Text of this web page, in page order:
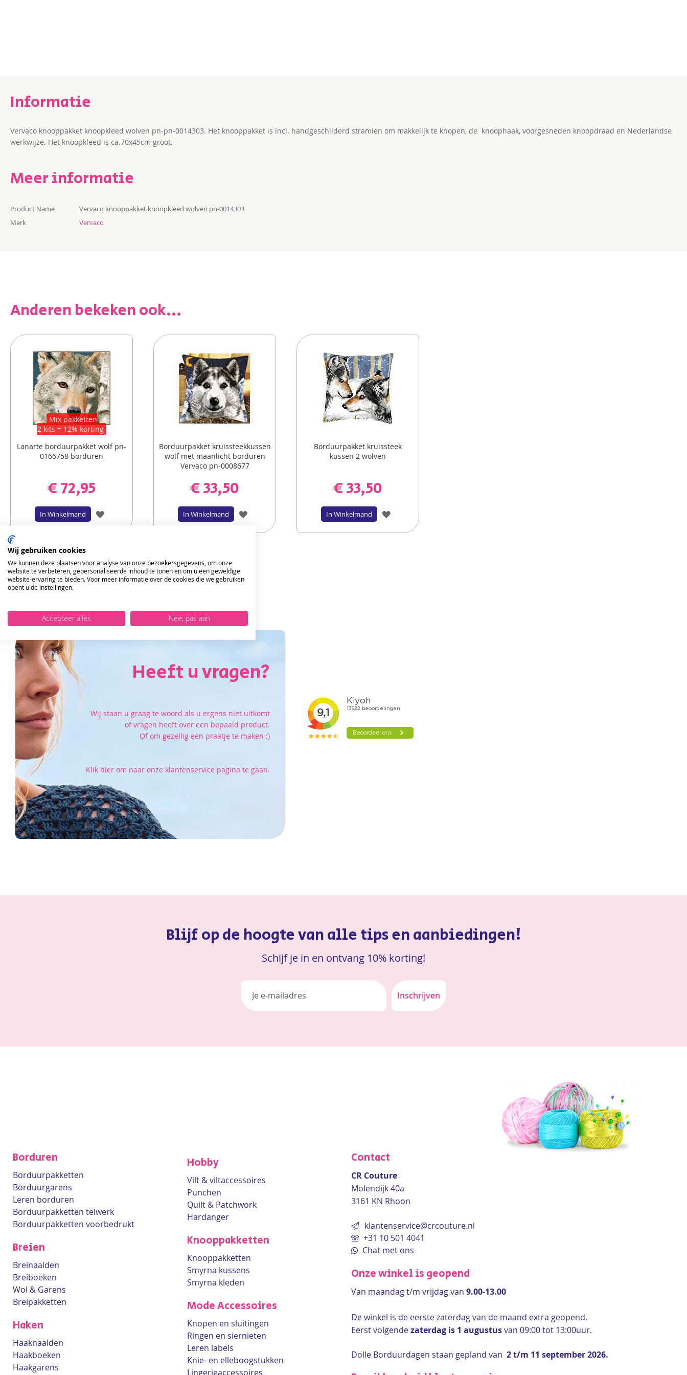
Vervaco knooppakket knoopkleed wolven pn-pn-0014303. Het knooppakket is incl. handgeschilderd stramien om makkelijk te knopen, de knoophaak, voorgesneden knoopdraad en Nederlandse
werkwijze. Het knoopkleed is ca.70x45cm groot.
Meer informatie
Meer
informatie
Product Name
Vervaco knooppakket knoopkleed wolven pn-0014303
Merk
Vervaco
Anderen bekeken ook...
Mix pakketten
2 kits = 12% korting
Lanarte borduurpakket wolf pn-
0166758 borduren
€ 72,95
In Winkelmand
VOEG
VERLANGLIJST
Borduurpakket kruissteekkussen
wolf met maanlicht borduren
Vervaco pn-0008677
€ 33,50
In Winkelmand
VOEG
TOE
Borduurpakket kruissteek
kussen 2 wolven
€ 33,50
In Winkelmand
VOEG
TOE
Heeft u vragen?
Wij staan u graag te woord als u ergens niet uitkomt
of vragen heeft over een bepaald product.
Of om gezellig een praatje te maken :)
Klik hier om naar onze klantenservice pagina te gaan.
Blijf op de hoogte van alle tips en aanbiedingen!
Schijf je in en ontvang 10% korting!
Inschrijven
Borduren
Borduurpakketten
Borduurgarens
Leren borduren
Borduurpakketten telwerk
Borduurpakketten voorbedrukt
Breien
Breinaalden
Breiboeken
Wol & Garens
Breipakketten
Haken
Haaknaalden
Haakboeken
Haakgarens
Hobby
Vilt & viltaccessoires
Punchen
Quilt & Patchwork
Hardanger
Knooppakketten
Knooppakketten
Smyrna kussens
Smyrna kleden
Mode Accessoires
Knopen en sluitingen
Ringen en siernieten
Leren labels
Knie- en elleboogstukken
Lingerieaccessoires
Contact
CR Couture
Molendijk 40a
3161 KN Rhoon
klantenservice@crcouture.nl
+31 10 501 4041
Chat met ons
Onze winkel is geopend
Van maandag t/m vrijdag van 9.00-13.00
De winkel is de eerste zaterdag van de maand extra geopend.
Eerst volgendezaterdag is 1 augustusvan 09:00 tot 13:00uur.
Dolle Borduurdagen staan gepland van 2 t/m 11 september 2026.
Wij gebruiken cookies
We kunnen deze plaatsen voor analyse van onze bezoekersgegevens, om onze
website te verbeteren, gepersonaliseerde inhoud te tonen en om u een geweldige
website-ervaring te bieden. Voor meer informatie over de cookies die we gebruiken
opent u de instellingen.
Accepteer alles Nee, pas aan